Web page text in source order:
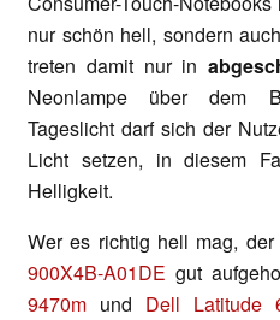
nur schön hell, sondern auch
treten damit nur in
Neonlampe über dem
Tageslicht darf sich der
Licht setzen, in diesem
Helligkeit.
Wer es richtig hell mag,
900X4B-A01DE gut
9470m und Dell Latitude